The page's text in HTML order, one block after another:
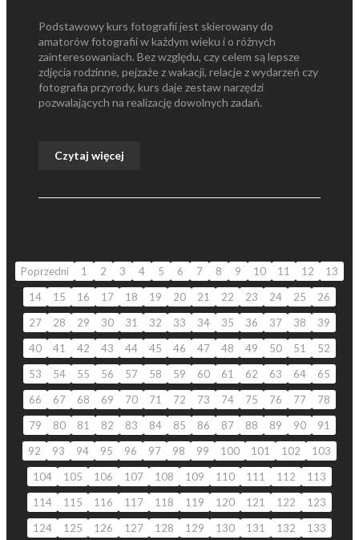
Podstawowy kurs fotografii jest skierowany do
amatorów fotografii w każdym wieku i o różnych
zainteresowaniach. Bez względu, czy celem są lepsze
zdjęcia rodzinne, pejzaże z wakacji, relacje z wydarzeń czy
fotografia przyrody, kurs daje zestaw narzędzi
pozwalających na realizację dowolnych zadań.
Czytaj więcej
Poprzedni 1 2 3 4 5 6 7 8 9 10 11 12
13
14
15 16 17 18 19 20 21 22 23 24 25
26
27
28 29 30 31 32 33 34 35 36 37 38
39
40
41 42 43 44 45 46 47 48 49 50 51
52
53
54 55 56 57 58 59 60 61 62 63 64
65
66
67 68 69 70 71 72 73 74 75 76 77
78
79
80 81 82 83 84 85 86 87 88 89 90
91
92
93 94 95 96 97 98 99 100 101 102
103
104
105 106 107 108 109 110 111 112
113
114
115 116 117 118 119 120 121 122
123
124
125 126 127 128 129 130 131 132
133